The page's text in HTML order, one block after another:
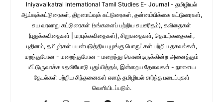
Iniyavaikatral International Tamil Studies E- Journal - தமிழியல்
ஆய்வுக்கட்டுரைகள், திறனாய்வுக் கட்டுரைகள், தன்னம்பிக்கை கட்டுரைகள்,
சுய வரலாறு கட்டுரைகள் (உங்களைப் பற்றிய சுயசரிதம்), கவிதைகள்
(புதுக்கவிதைகள் | மரபுக்கவிதைகள்), சிறுகதைகள், தொடர்கதைகள்,
புதினம், தமிழர்கள் பயன்படுத்திய புழங்கு பொருட்கள் பற்றிய தகவல்கள்,
மறந்துபோன - மறைந்துபோன - மறைந்து கொண்டிருக்கின்ற அனைத்தும்
மீட்டுருவாக்க உதவியோடு புதுப்பித்தல், இன்றைய தேவைகள் - நாளைய
தேடல்கள் பற்றிய சிந்தனைகள் எனத் தமிழியல் சார்ந்த படைப்புகள்
வெளியிடப்படும்.